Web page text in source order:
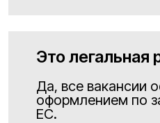
Это легальная
Да, все вакансии
оформлением по
ЕС.